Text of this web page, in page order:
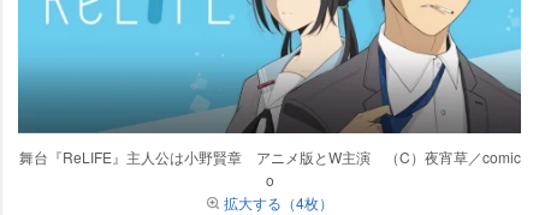
舞台『ReLIFE』主人公は小野賢章 アニメ版とW主演 （C）夜宵草／comic
o
拡大する（4枚）